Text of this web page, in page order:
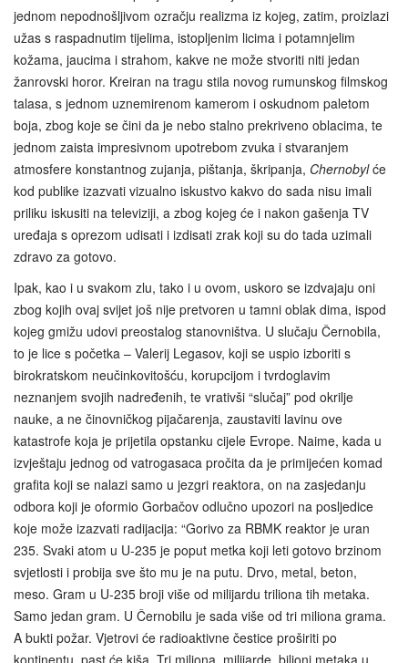
jednom nepodnošljivom ozračju realizma iz kojeg, zatim, proizlazi
užas s raspadnutim tijelima, istopljenim licima i potamnjelim
kožama, jaucima i strahom, kakve ne može stvoriti niti jedan
žanrovski horor. Kreiran na tragu stila novog rumunskog filmskog
talasa, s jednom uznemirenom kamerom i oskudnom paletom
boja, zbog koje se čini da je nebo stalno prekriveno oblacima, te
jednom zaista impresivnom upotrebom zvuka i stvaranjem
atmosfere konstantnog zujanja, pištanja, škripanja, Chernobylće
kod publike izazvati vizualno iskustvo kakvo do sada nisu imali
priliku iskusiti na televiziji, a zbog kojeg će i nakon gašenja TV
uređaja s oprezom udisati i izdisati zrak koji su do tada uzimali
zdravo za gotovo.
Ipak, kao i u svakom zlu, tako i u ovom, uskoro se izdvajaju oni
zbog kojih ovaj svijet još nije pretvoren u tamni oblak dima, ispod
kojeg gmižu udovi preostalog stanovništva. U slučaju Černobila,
to je lice s početka – Valerij Legasov, koji se uspio izboriti s
birokratskom neučinkovitošću, korupcijom i tvrdoglavim
neznanjem svojih nadređenih, te vrativši “slučaj” pod okrilje
nauke, a ne činovničkog pijačarenja, zaustaviti lavinu ove
katastrofe koja je prijetila opstanku cijele Evrope. Naime, kada u
izvještaju jednog od vatrogasaca pročita da je primijećen komad
grafita koji se nalazi samo u jezgri reaktora, on na zasjedanju
odbora koji je oformio Gorbačov odlučno upozori na posljedice
koje može izazvati radijacija: “Gorivo za RBMK reaktor je uran
235. Svaki atom u U-235 je poput metka koji leti gotovo brzinom
svjetlosti i probija sve što mu je na putu. Drvo, metal, beton,
meso. Gram u U-235 broji više od milijardu triliona tih metaka.
Samo jedan gram. U Černobilu je sada više od tri miliona grama.
A bukti požar. Vjetrovi će radioaktivne čestice proširiti po
kontinentu, past će kiša. Tri miliona, milijarde, bilioni metaka u